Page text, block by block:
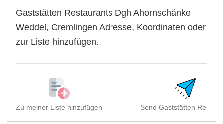
Gaststätten Restaurants Dgh Ahornschänke
Weddel, Cremlingen Adresse, Koordinaten oder
zur Liste hinzufügen.
Zu meiner Liste hinzufügen Send Gaststätten